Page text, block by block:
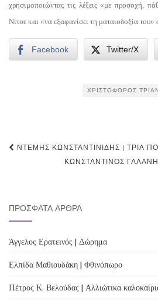
χρησιμοποιώντας τις λέξεις «με προσοχή,
Νίτσε και «να εξαφανίσει τη ματαιοδοξία
Facebook Twitter/X
ΧΡΙΣΤΌΦΟΡΟΣ
Post
navigation
ΝΤΈΜΗΣ ΚΩΝΣΤΑΝΤΙΝΊΔΗΣ | ΤΡΊΑ
ΚΩΝΣΤΑΝΤΊΝΟΣ
ΠΡΌΣΦΑΤΑ ΆΡΘΡΑ
Άγγελος Ερατεινός | Δώρημα
Ελπίδα Μαθιουδάκη | Φθινόπωρο
Πέτρος Κ. Βελούδας | Αλλιώτικα